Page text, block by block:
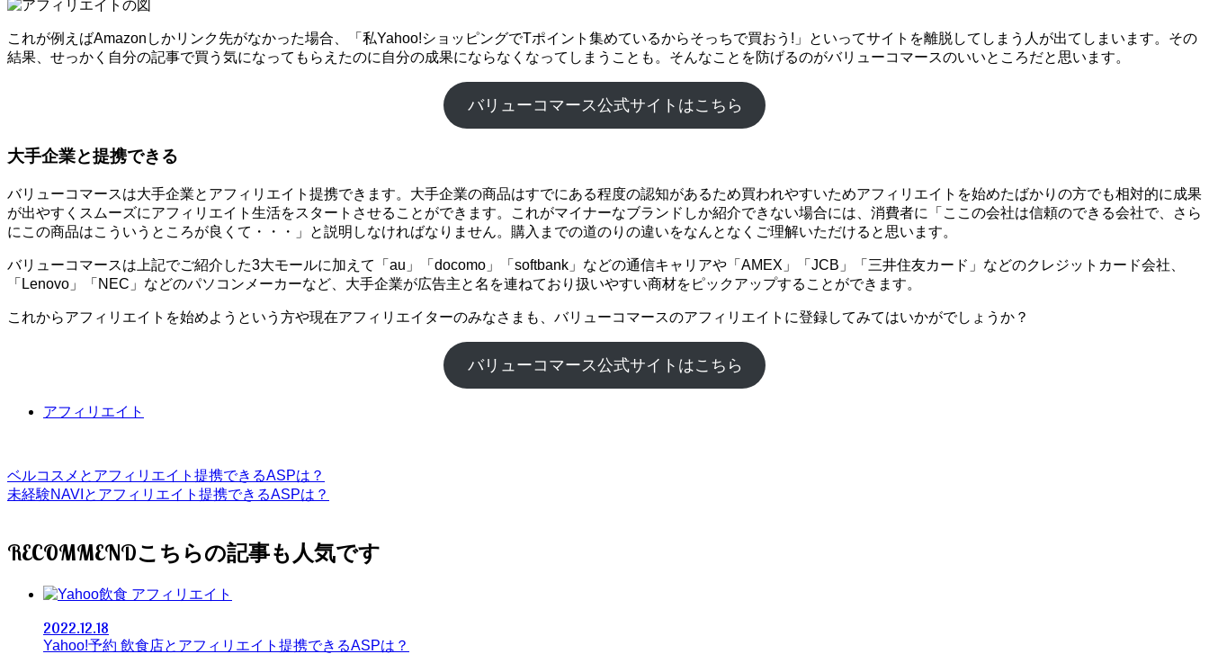
これが例えばAmazonしかリンク先がなかった場合、「私Yahoo!ショッピングでTポイント集めているからそっちで買おう!」といってサイトを離脱してしまう人が出てしまいます。その
結果、せっかく自分の記事で買う気になってもらえたのに自分の成果にならなくなってしまうことも。そんなことを防げるのがバリューコマースのいいところだと思います。
バリューコマース公式サイトはこちら
大手企業と提携できる
バリューコマースは大手企業とアフィリエイト提携できます。大手企業の商品はすでにある程度の認知があるため買われやすいためアフィリエイトを始めたばかりの方でも相対的に成果
が出やすくスムーズにアフィリエイト生活をスタートさせることができます。これがマイナーなブランドしか紹介できない場合には、消費者に「ここの会社は信頼のできる会社で、さら
にこの商品はこういうところが良くて・・・」と説明しなければなりません。購入までの道のりの違いをなんとなくご理解いただけると思います。
バリューコマースは上記でご紹介した3大モールに加えて「au」「docomo」「softbank」などの通信キャリアや「AMEX」「JCB」「三井住友カード」などのクレジットカード会社、
「Lenovo」「NEC」などのパソコンメーカーなど、大手企業が広告主と名を連ねており扱いやすい商材をピックアップすることができます。
これからアフィリエイトを始めようという方や現在アフィリエイターのみなさまも、バリューコマースのアフィリエイトに登録してみてはいかがでしょうか？
バリューコマース公式サイトはこちら
アフィリエイト
ベルコスメとアフィリエイト提携できるASPは？
未経験NAVIとアフィリエイト提携できるASPは？
RECOMMEND
アフィリエイト
2022.12.18
Yahoo!予約 飲食店とアフィリエイト提携できるASPは？